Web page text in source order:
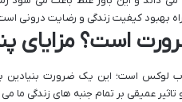
بهبود کیفیت زندگی و رضایت درونی
است؟ مزایای
لوکس است؛ این یک ضرورت بنیادین
عمیقی بر تمام جنبه های زندگی ما می